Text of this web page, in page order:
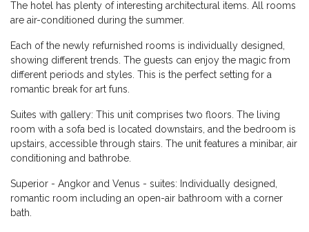
The hotel has plenty of interesting architectural items. All rooms
are air-conditioned during the summer.
Each of the newly refurnished rooms is individually designed,
showing different trends. The guests can enjoy the magic from
different periods and styles. This is the perfect setting for a
romantic break for art funs.
Suites with gallery: This unit comprises two floors. The living
room with a sofa bed is located downstairs, and the bedroom is
upstairs, accessible through stairs. The unit features a minibar, air
conditioning and bathrobe.
Superior - Angkor and Venus - suites: Individually designed,
romantic room including an open-air bathroom with a corner
bath.